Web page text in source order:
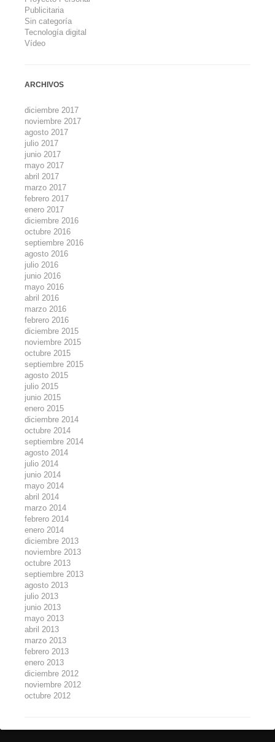
Publicitaria
Sin categoría
Tecnología digital
Vídeo
ARCHIVOS
diciembre 2017
noviembre 2017
agosto 2017
julio 2017
junio 2017
mayo 2017
abril 2017
marzo 2017
febrero 2017
enero 2017
diciembre 2016
octubre 2016
septiembre 2016
agosto 2016
julio 2016
junio 2016
mayo 2016
abril 2016
marzo 2016
febrero 2016
diciembre 2015
noviembre 2015
octubre 2015
septiembre 2015
agosto 2015
julio 2015
junio 2015
enero 2015
diciembre 2014
octubre 2014
septiembre 2014
agosto 2014
julio 2014
junio 2014
mayo 2014
abril 2014
marzo 2014
febrero 2014
enero 2014
diciembre 2013
noviembre 2013
octubre 2013
septiembre 2013
agosto 2013
julio 2013
junio 2013
mayo 2013
abril 2013
marzo 2013
febrero 2013
enero 2013
diciembre 2012
noviembre 2012
octubre 2012